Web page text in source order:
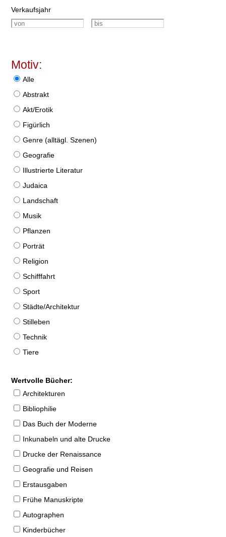
Verkaufsjahr
Motiv:
Alle
Abstrakt
Akt/Erotik
Figürlich
Genre (alltägl. Szenen)
Geografie
Illustrierte Literatur
Judaica
Landschaft
Musik
Pflanzen
Porträt
Religion
Schifffahrt
Sport
Städte/Architektur
Stilleben
Technik
Tiere
Wertvolle Bücher:
Architekturen
Bibliophilie
Das Buch der Moderne
Inkunabeln und alte Drucke
Drucke der Renaissance
Geografie und Reisen
Erstausgaben
Frühe Manuskripte
Autographen
Kinderbücher